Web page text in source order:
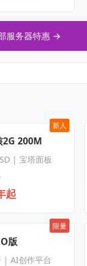
服务器特惠 →
新人
2G 200M
| 宝塔面板
起
限量
版
| AI创作平台